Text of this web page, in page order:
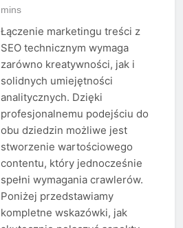
mins
Łączenie marketingu treści z
SEO technicznym wymaga
zarówno kreatywności, jak i
solidnych umiejętności
analitycznych. Dzięki
profesjonalnemu podejściu do
obu dziedzin możliwe jest
stworzenie wartościowego
contentu, który jednocześnie
spełni wymagania crawlerów.
Poniżej przedstawiamy
kompletne wskazówki, jak